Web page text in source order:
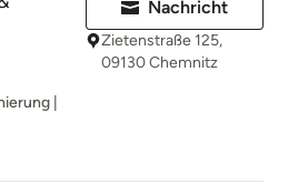
|
Nachricht
Zietenstraße 125,
09130 Chemnitz